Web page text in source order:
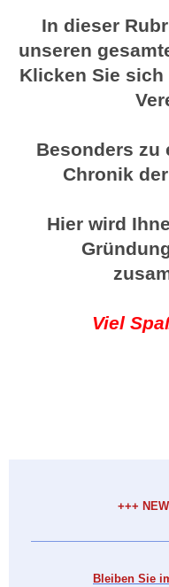
In dieser
unseren
Klicken Sie
Besonders zu
Chronik
Hier wird
Viel
+++
Bleiben Sie